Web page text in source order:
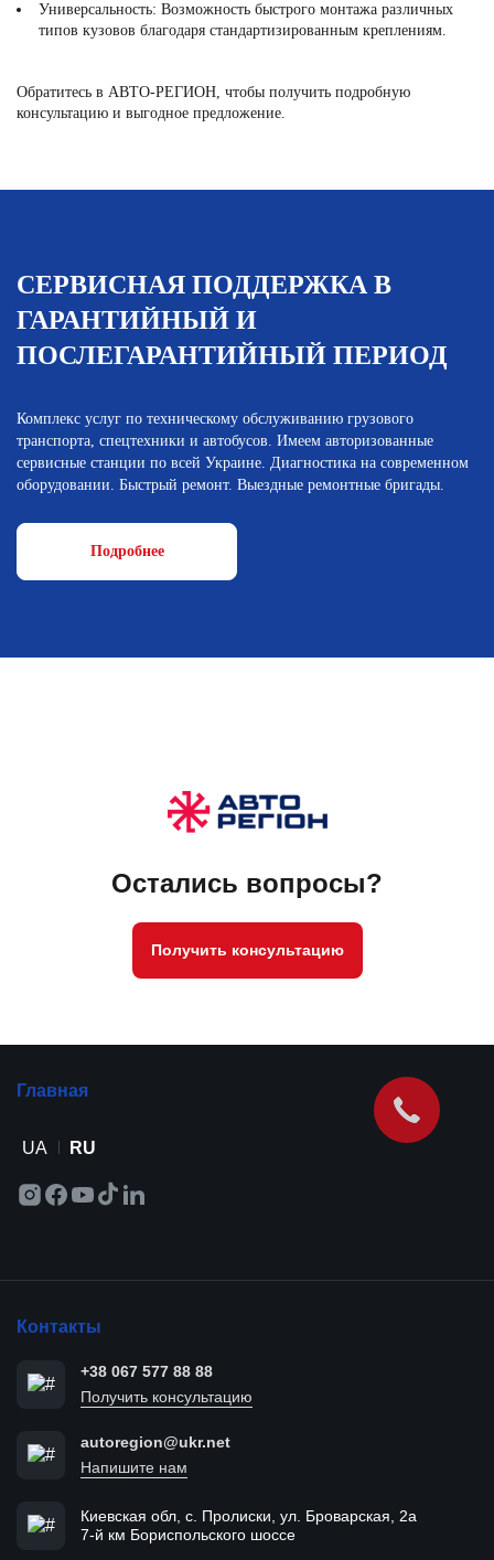
Универсальность: Возможность быстрого монтажа различных
типов кузовов благодаря стандартизированным креплениям.
Обратитесь в АВТО-РЕГИОН, чтобы получить подробную
консультацию и выгодное предложение.
СЕРВИСНАЯ ПОДДЕРЖКА В
ГАРАНТИЙНЫЙ И
ПОСЛЕГАРАНТИЙНЫЙ ПЕРИОД
Комплекс услуг по техническому обслуживанию грузового
транспорта, спецтехники и автобусов. Имеем авторизованные
сервисные станции по всей Украине. Диагностика на современном
оборудовании. Быстрый ремонт. Выездные ремонтные бригады.
Подробнее
Остались вопросы?
Получить консультацию
Главная
UA RU
Контакты
+38 067 577 88 88
Получить консультацию
autoregion@ukr.net
Напишите нам
Киевская обл, с. Пролиски, ул. Броварская, 2а
7-й км Бориспольского шоссе